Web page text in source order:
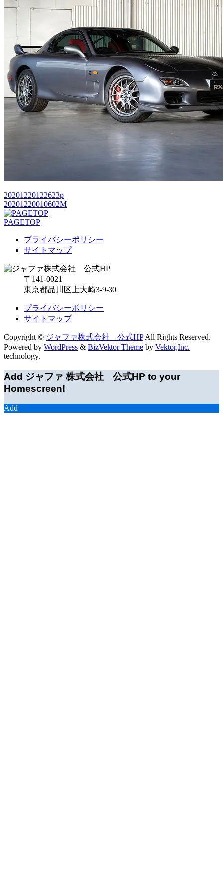
20201220122623p
20201220010602M
PAGETOP
プライバシーポリシー
サイトマップ
〒141-0021
東京都品川区上大崎3-9-30
プライバシーポリシー
サイトマップ
Copyright © ジャファ株式会社 公式HPAll Rights Reserved.
Powered by WordPress & BizVektor Theme by Vektor,Inc.
technology.
Add ジャファ 株式会社 公式HP to your
Homescreen!
Add